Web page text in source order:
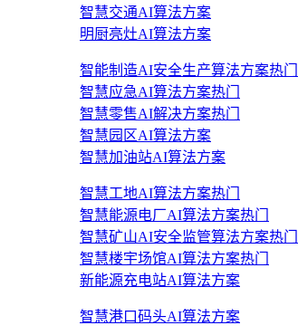
智慧交通AI算法方案
明厨亮灶AI算法方案
智能制造AI安全生产算法方案热门
智慧应急AI算法方案热门
智慧零售AI解决方案热门
智慧园区AI算法方案
智慧加油站AI算法方案
智慧工地AI算法方案热门
智慧能源电厂AI算法方案热门
智慧矿山AI安全监管算法方案热门
智慧楼宇场馆AI算法方案热门
新能源充电站AI算法方案
智慧港口码头AI算法方案